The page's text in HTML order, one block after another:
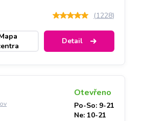
(1228)
Detail
Otevřeno
Po-So: 9-21
Ne: 10-21